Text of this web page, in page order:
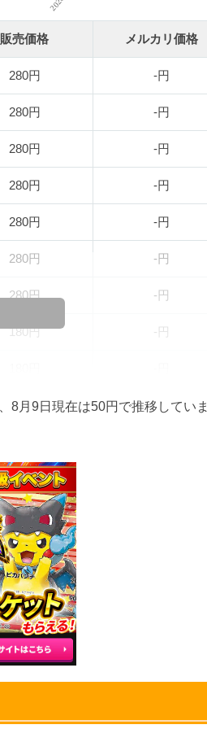
販売価格 メルカリ価格
280円 -円
280円 -円
280円 -円
280円 -円
280円 -円
280円 -円
280円 -円
180円 -円
180円 -円
180円
180円
180円
180円
180円
180円
8月9日現在は50円で推移していま